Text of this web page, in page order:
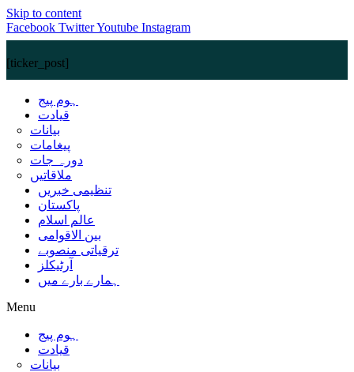
Skip to content
Facebook TwitterYoutube Instagram
[ticker_post]
ہوم پیج
قیادت
بیانات
پیغامات
دورہ جات
ملاقاتیں
تنظیمی خبریں
پاکستان
عالم اسلام
بین الاقوامی
ترقیاتی منصوبے
آرٹیکلز
ہمارے بارے میں
Menu
ہوم پیج
قیادت
بیانات